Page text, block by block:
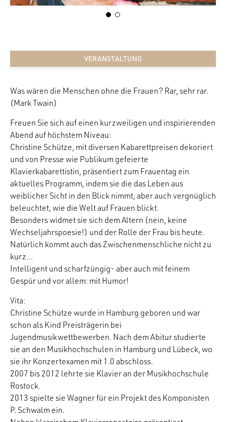
VERANSTALTUNG
Was wären die Menschen ohne die Frauen? Rar, sehr rar.
(Mark Twain)
Freuen Sie sich auf einen kurzweiligen und inspirierenden
Abend auf höchstem Niveau:
Christine Schütze, mit diversen Kabarettpreisen dekoriert
und von Presse wie Publikum gefeierte
Klavierkabarettistin, präsentiert zum Frauentag ein
aktuelles Programm, indem sie die das Leben aus
weiblicher Sicht in den Blick nimmt, aber auch vergnüglich
beleuchtet, wie die Welt auf Frauen blickt.
Besonders widmet sie sich dem Altern (nein, keine
Wechseljahrspoesie!) und der Rolle der Frau bis heute.
Natürlich kommt auch das Zwischenmenschliche nicht zu
kurz…
Intelligent und scharfzüngig- aber auch mit feinem
Gespür und vor allem: mit Humor!
Vita:
Christine Schütze wurde in Hamburg geboren und war
schon als Kind Preisträgerin bei
Jugendmusikwettbewerben. Nach dem Abitur studierte
sie an den Musikhochschulen in Hamburg und Lübeck, wo
sie ihr Konzertexamen mit 1.0 abschloss.
2007 bis 2012 lehrte sie Klavier an der Musikhochschule
Rostock.
2013 spielte sie Wagner für ein Projekt des Komponisten
P. Schwalm ein.